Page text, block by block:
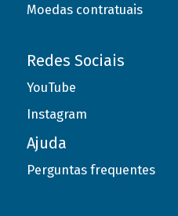
Moedas contratuais
Redes Sociais
YouTube
Instagram
Ajuda
Perguntas frequentes